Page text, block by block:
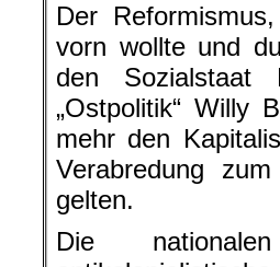
Der
vorn wollte und
den
„Ostpolitik“ Willy
mehr den
Verabredung
gelten.
Die